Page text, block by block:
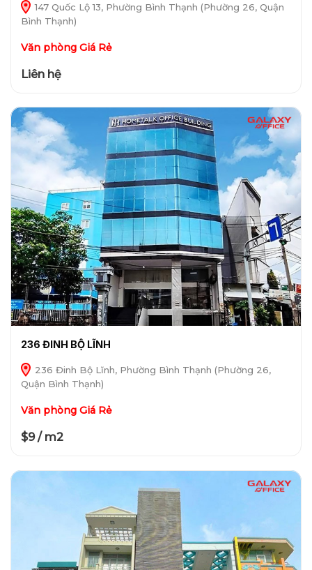
147 Quốc Lộ 13, Phường Bình Thạnh (Phường 26, Quận
Bình Thạnh)
Văn phòng Giá Rẻ
Liên hệ
236 ĐINH BỘ LĨNH
236 Đinh Bộ Lĩnh, Phường Bình Thạnh (Phường 26,
Quận Bình Thạnh)
Văn phòng Giá Rẻ
$9 / m2